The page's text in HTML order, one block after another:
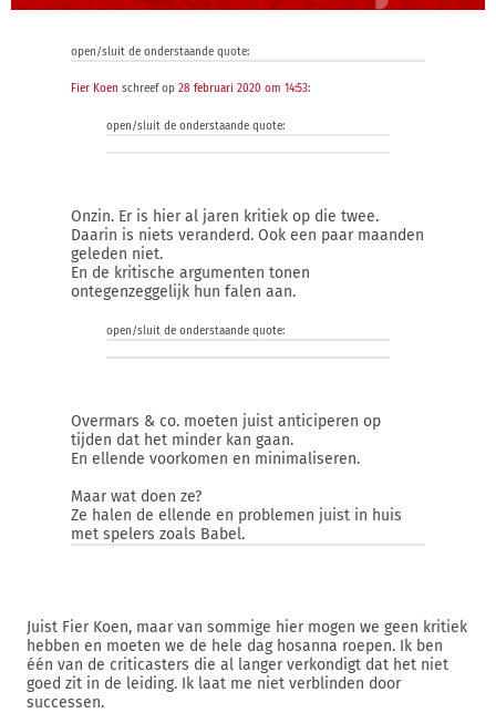
open/sluit de onderstaande quote:
Fier Koen schreef op 28 februari 2020 om 14:53:
open/sluit de onderstaande quote:
Onzin. Er is hier al jaren kritiek op die twee.
Daarin is niets veranderd. Ook een paar maanden
geleden niet.
En de kritische argumenten tonen
ontegenzeggelijk hun falen aan.
open/sluit de onderstaande quote:
Overmars & co. moeten juist anticiperen op
tijden dat het minder kan gaan.
En ellende voorkomen en minimaliseren.
Maar wat doen ze?
Ze halen de ellende en problemen juist in huis
met spelers zoals Babel.
Juist Fier Koen, maar van sommige hier mogen we geen kritiek
hebben en moeten we de hele dag hosanna roepen. Ik ben
één van de criticasters die al langer verkondigt dat het niet
goed zit in de leiding. Ik laat me niet verblinden door
successen.